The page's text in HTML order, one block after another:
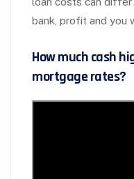
bank, profit and you
How much cash
mortgage rates?